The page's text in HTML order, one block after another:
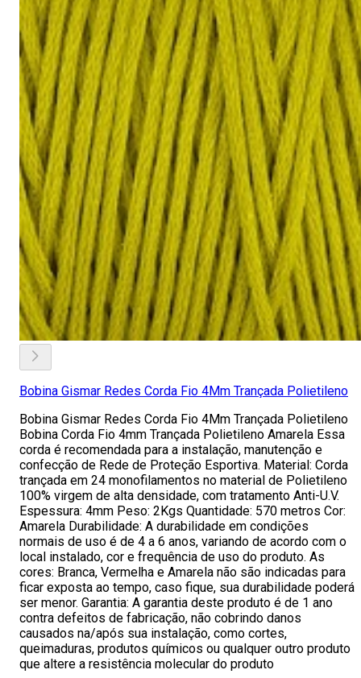
Bobina Gismar Redes Corda Fio 4Mm Trançada Polietileno
Bobina Gismar Redes Corda Fio 4Mm Trançada Polietileno
Bobina Corda Fio 4mm Trançada Polietileno Amarela Essa
corda é recomendada para a instalação, manutenção e
confecção de Rede de Proteção Esportiva. Material: Corda
trançada em 24 monofilamentos no material de Polietileno
100% virgem de alta densidade, com tratamento Anti-U.V.
Espessura: 4mm Peso: 2Kgs Quantidade: 570 metros Cor:
Amarela Durabilidade: A durabilidade em condições
normais de uso é de 4 a 6 anos, variando de acordo com o
local instalado, cor e frequência de uso do produto. As
cores: Branca, Vermelha e Amarela não são indicadas para
ficar exposta ao tempo, caso fique, sua durabilidade poderá
ser menor. Garantia: A garantia deste produto é de 1 ano
contra defeitos de fabricação, não cobrindo danos
causados na/após sua instalação, como cortes,
queimaduras, produtos químicos ou qualquer outro produto
que altere a resistência molecular do produto